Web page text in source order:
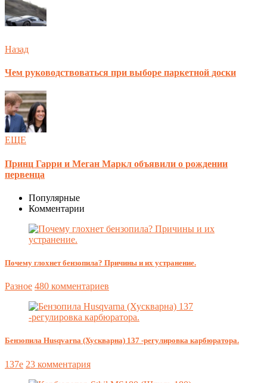
Назад
Чем руководствоваться при выборе паркетной доски
ЕЩЕ
Принц Гарри и Меган Маркл объявили о рождении
первенца
Популярные
Комментарии
Почему глохнет бензопила? Причины и их устранение.
Разное 480 комментариев
Бензопила Husqvarna (Хускварна) 137 -регулировка карбюратора.
137e 23 комментария